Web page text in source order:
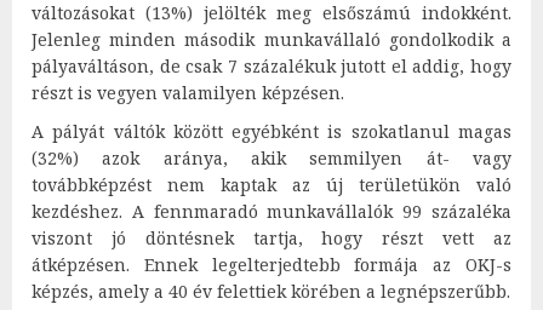
változásokat (13%) jelölték meg elsőszámú indokként.
Jelenleg minden második munkavállaló gondolkodik a
pályaváltáson, de csak 7 százalékuk jutott el addig, hogy
részt is vegyen valamilyen képzésen.
A pályát váltók között egyébként is szokatlanul magas
(32%) azok aránya, akik semmilyen át- vagy
továbbképzést nem kaptak az új területükön való
kezdéshez. A fennmaradó munkavállalók 99 százaléka
viszont jó döntésnek tartja, hogy részt vett az
átképzésen. Ennek legelterjedtebb formája az OKJ-s
képzés, amely a 40 év felettiek körében a legnépszerűbb.